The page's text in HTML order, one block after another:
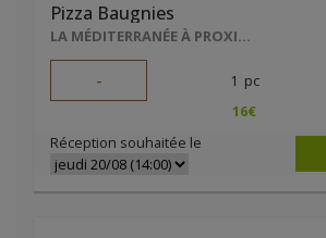
Pizza Baugnies
LA MÉDITERRANÉE À PROXIMITÉ
- 1 pc
16€
Réception souhaitée le